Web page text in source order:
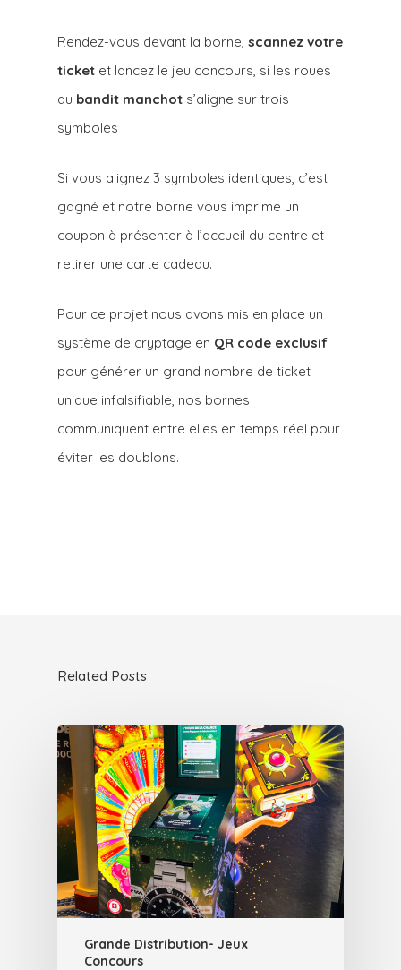
Rendez-vous devant la borne,scannez votre
ticket et lancez le jeu concours, si les roues
du bandit manchot s’aligne sur trois
symboles
Si vous alignez 3 symboles identiques, c’est
gagné et notre borne vous imprime un
coupon à présenter à l’accueil du centre et
retirer une carte cadeau.
Pour ce projet nous avons mis en place un
système de cryptage en QR code exclusif
pour générer un grand nombre de ticket
unique infalsifiable, nos bornes
communiquent entre elles en temps réel pour
éviter les doublons.
Related Posts
Grande Distribution- Jeux
Concours